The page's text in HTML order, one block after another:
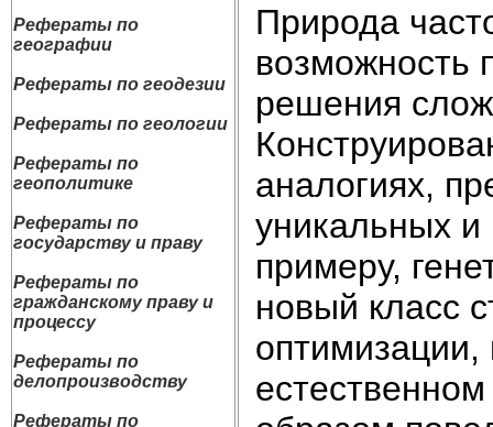
Рефераты по
географии
Рефераты по геодезии
Рефераты по геологии
Рефераты по
геополитике
Рефераты по
государству и праву
Рефераты по
гражданскому праву и
процессу
Рефераты по
делопроизводству
Рефераты по
Природа
возможность
решения
аналогиях,
уникальных
примеру,
новый класс
оптимизации,